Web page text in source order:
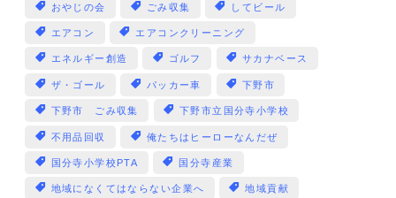
おやじの会 ごみ収集 してビール
エアコン エアコンクリーニング
エネルギー創造 ゴルフ サカナベース
ザ・ゴール パッカー車 下野市
下野市 ごみ収集 下野市立国分寺小学校
不用品回収 俺たちはヒーローなんだぜ
国分寺小学校PTA 国分寺産業
地域になくてはならない企業へ 地域貢献